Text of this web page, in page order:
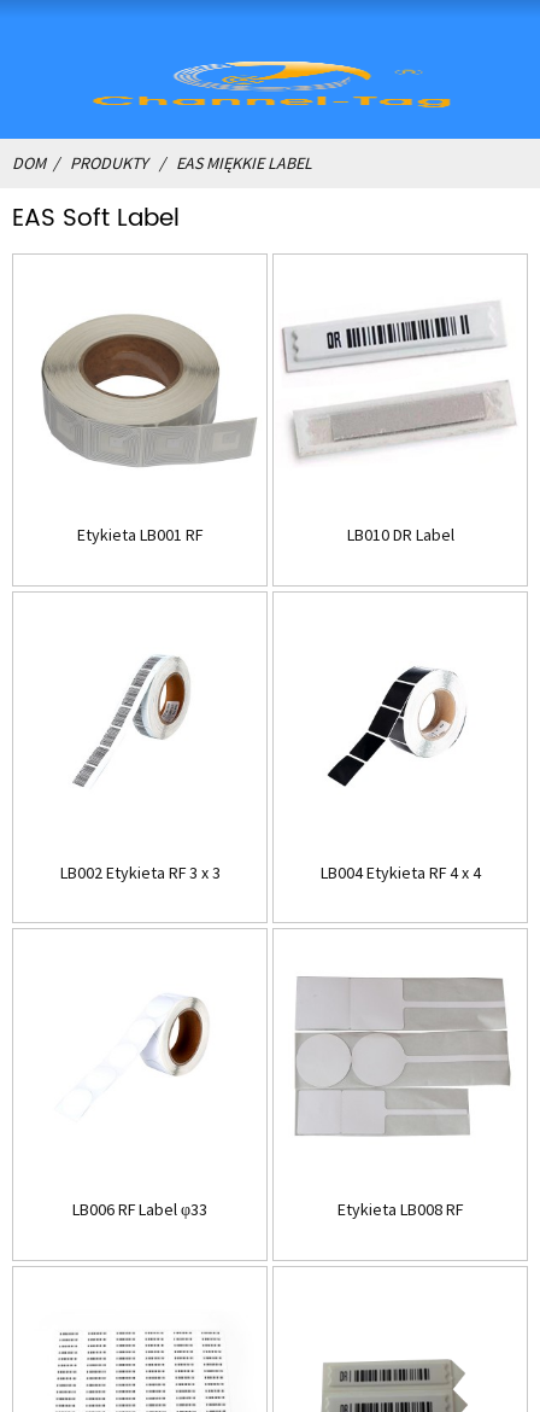
DOM PRODUKTY EAS MIĘKKIE LABEL
EAS Soft Label
Etykieta LB001 RF LB010 DR Label
LB002 Etykieta RF 3 x 3 LB004 Etykieta RF 4 x 4
LB006 RF Label φ33 Etykieta LB008 RF